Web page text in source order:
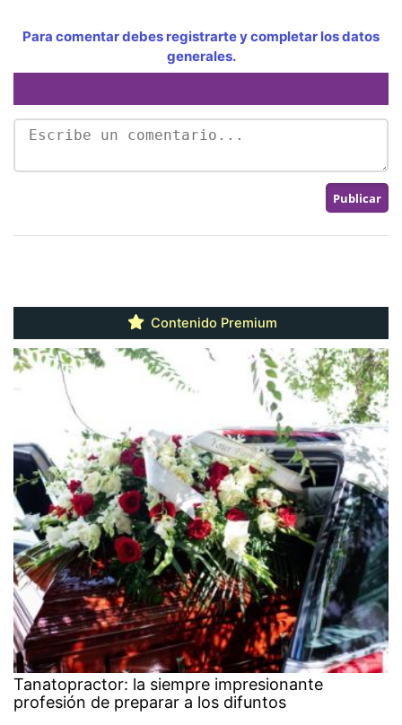
Para comentar debes registrarte y completar los datos
generales.
Contenido Premium
Tanatopractor: la siempre impresionante
profesión de preparar a los difuntos